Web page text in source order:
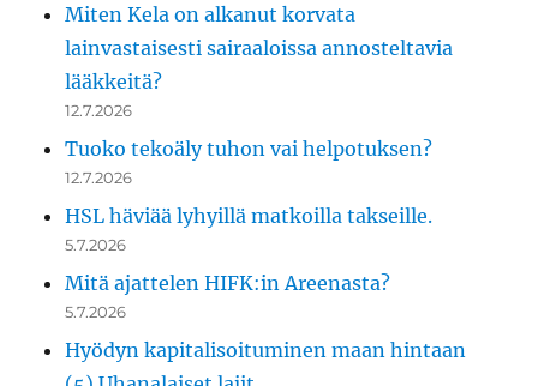
Miten Kela on alkanut korvata
lainvastaisesti sairaaloissa annosteltavia
lääkkeitä?
12.7.2026
Tuoko tekoäly tuhon vai helpotuksen?
12.7.2026
HSL häviää lyhyillä matkoilla takseille.
5.7.2026
Mitä ajattelen HIFK:in Areenasta?
5.7.2026
Hyödyn kapitalisoituminen maan hintaan